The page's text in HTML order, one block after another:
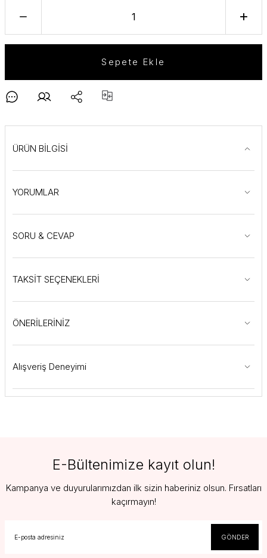
Sepete Ekle
ÜRÜN BİLGİSİ
YORUMLAR
SORU & CEVAP
TAKSİT SEÇENEKLERİ
ÖNERİLERİNİZ
Alışveriş Deneyimi
E-Bültenimize kayıt olun!
Kampanya ve duyurularımızdan ilk sizin haberiniz olsun. Fırsatları
kaçırmayın!
GÖNDER